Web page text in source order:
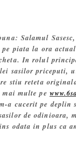
Salamul
piata la ora
In rolul
sasilor priceputi,
stiu reteta
multe pe
a cucerit pe deplin
de odinioara,
odata in plus ca